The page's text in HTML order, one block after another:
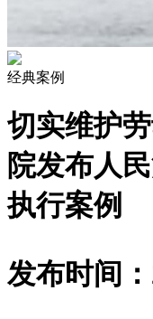
经典案例
切实维护
院发布人
执行案例
发布时间